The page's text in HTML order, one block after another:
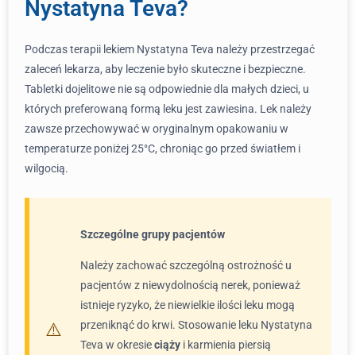
Nystatyna Teva?
Podczas terapii lekiem Nystatyna Teva należy przestrzegać
zaleceń lekarza, aby leczenie było skuteczne i bezpieczne.
Tabletki dojelitowe nie są odpowiednie dla małych dzieci, u
których preferowaną formą leku jest zawiesina. Lek należy
zawsze przechowywać w oryginalnym opakowaniu w
temperaturze poniżej 25°C, chroniąc go przed światłem i
wilgocią.
Szczególne grupy pacjentów
Należy zachować szczególną ostrożność u
pacjentów z niewydolnością nerek, ponieważ
istnieje ryzyko, że niewielkie ilości leku mogą
przeniknąć do krwi. Stosowanie leku Nystatyna
Teva w okresieciąży i karmienia piersią